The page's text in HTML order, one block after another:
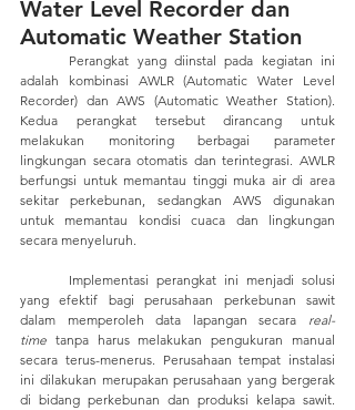
Water Level Recorder dan
Automatic Weather Station
adalah kombinasi AWLR (Automatic Water Level
Recorder) dan AWS (Automatic Weather Station).
Kedua perangkat tersebut dirancang untuk
melakukan monitoring berbagai parameter
lingkungan secara otomatis dan terintegrasi. AWLR
berfungsi untuk memantau tinggi muka air di area
sekitar perkebunan, sedangkan AWS digunakan
untuk memantau kondisi cuaca dan lingkungan
secara menyeluruh.
yang efektif bagi perusahaan perkebunan sawit
dalam memperoleh data lapangan secara real-
time tanpa harus melakukan pengukuran manual
secara terus-menerus. Perusahaan tempat instalasi
ini dilakukan merupakan perusahaan yang bergerak
di bidang perkebunan dan produksi kelapa sawit.